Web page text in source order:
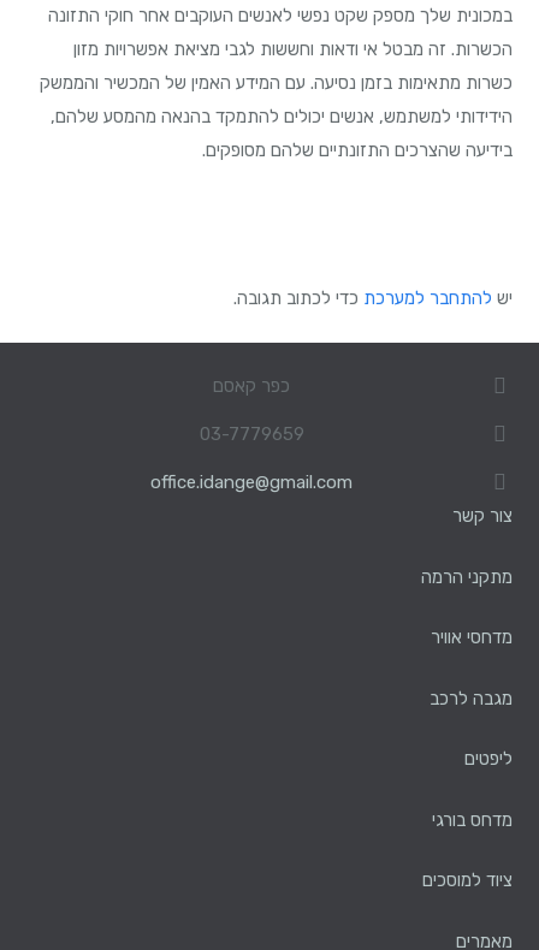
במכונית שלך מספק שקט נפשי לאנשים העוקבים אחר חוקי התזונה
הכשרות. זה מבטל אי ודאות וחששות לגבי מציאת אפשרויות מזון
כשרות מתאימות בזמן נסיעה. עם המידע האמין של המכשיר והממשק
הידידותי למשתמש, אנשים יכולים להתמקד בהנאה מהמסע שלהם,
בידיעה שהצרכים התזונתיים שלהם מסופקים.
יש להתחבר למערכת כדי לכתוב תגובה.
כפר קאסם
03-7779659
office.idange@gmail.com
צור קשר
מתקני הרמה
מדחסי אוויר
מגבה לרכב
ליפטים
מדחס בורגי
ציוד למוסכים
מאמרים